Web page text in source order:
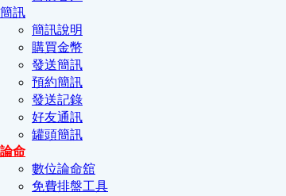
簡訊
簡訊說明
購買金幣
發送簡訊
預約簡訊
發送記錄
好友通訊
罐頭簡訊
論命
數位論命舘
免費排盤工具